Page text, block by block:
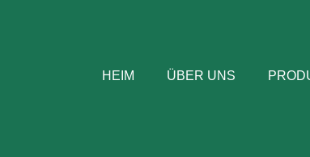
HEIM ÜBER UNS